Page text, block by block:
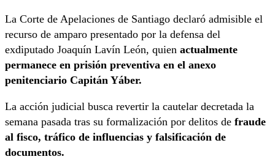
La Corte de Apelaciones de Santiago declaró admisible el
recurso de amparo presentado por la defensa del
exdiputado Joaquín Lavín León, quien actualmente
permanece en prisión preventiva en el anexo
penitenciario Capitán Yáber.
La acción judicial busca revertir la cautelar decretada la
semana pasada tras su formalización por delitos de fraude
al fisco, tráfico de influencias y falsificación de
documentos.